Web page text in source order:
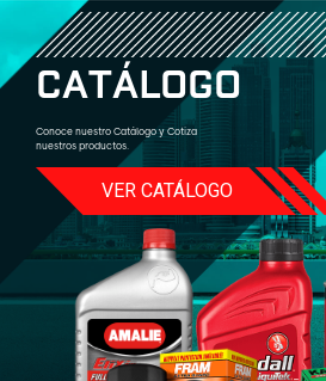
CATÁLOGO
Conoce nuestro Catálogo y Cotiza
nuestros productos.
VER CATÁLOGO